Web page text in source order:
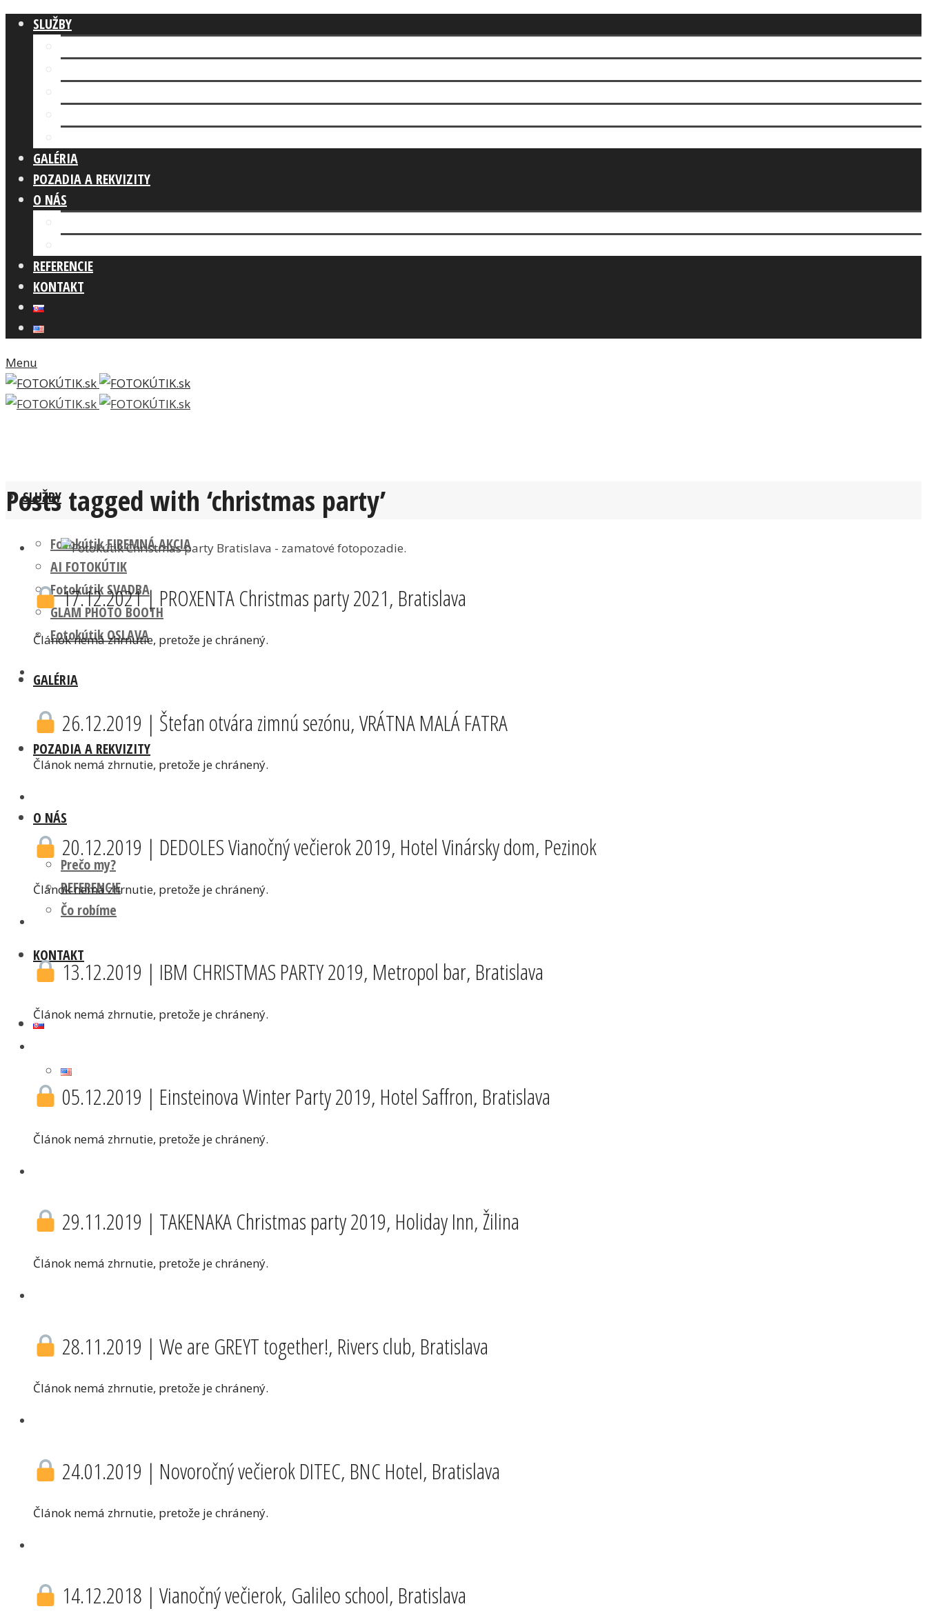
SLUŽBY
GALÉRIA
POZADIA A REKVIZITY
O NÁS
REFERENCIE
KONTAKT
Menu
SLUŽBY
Fotokútik FIREMNÁ AKCIA
AI FOTOKÚTIK
Fotokútik SVADBA
GLAM PHOTO BOOTH
Fotokútik OSLAVA
GALÉRIA
POZADIA A REKVIZITY
O NÁS
Prečo my?
REFERENCIE
Čo robíme
KONTAKT
Posts tagged with ‘christmas party’
17.12.2021 | PROXENTA Christmas party 2021, Bratislava
Článok nemá zhrnutie, pretože je chránený.
26.12.2019 | Štefan otvára zimnú sezónu, VRÁTNA MALÁ FATRA
Článok nemá zhrnutie, pretože je chránený.
20.12.2019 | DEDOLES Vianočný večierok 2019, Hotel Vinársky dom, Pezinok
Článok nemá zhrnutie, pretože je chránený.
13.12.2019 | IBM CHRISTMAS PARTY 2019, Metropol bar, Bratislava
Článok nemá zhrnutie, pretože je chránený.
05.12.2019 | Einsteinova Winter Party 2019, Hotel Saffron, Bratislava
Článok nemá zhrnutie, pretože je chránený.
29.11.2019 | TAKENAKA Christmas party 2019, Holiday Inn, Žilina
Článok nemá zhrnutie, pretože je chránený.
28.11.2019 | We are GREYT together!, Rivers club, Bratislava
Článok nemá zhrnutie, pretože je chránený.
24.01.2019 | Novoročný večierok DITEC, BNC Hotel, Bratislava
Článok nemá zhrnutie, pretože je chránený.
14.12.2018 | Vianočný večierok, Galileo school, Bratislava